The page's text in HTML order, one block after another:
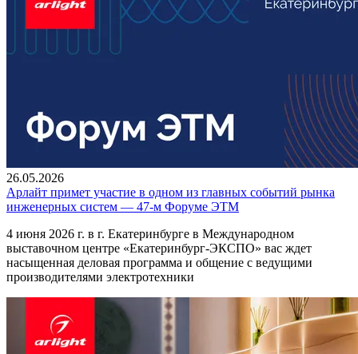
26.05.2026
Арлайт примет участие в одном из главных событий рынка
инженерных систем — 47-м Форуме ЭТМ
4 июня 2026 г. в г. Екатеринбурге в Международном
выставочном центре «Екатеринбург-ЭКСПО» вас ждет
насыщенная деловая программа и общение с ведущими
производителями электротехники